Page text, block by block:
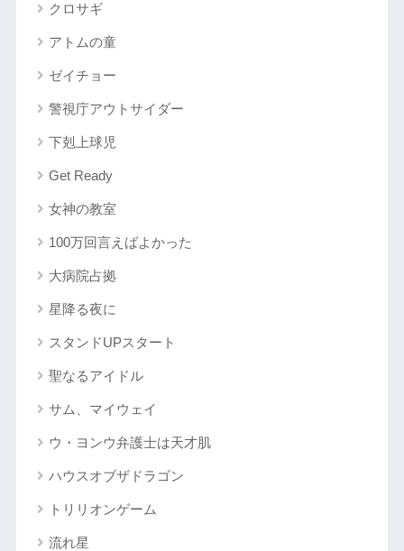
クロサギ
アトムの童
ゼイチョー
警視庁アウトサイダー
下剋上球児
Get Ready
女神の教室
100万回言えばよかった
大病院占拠
星降る夜に
スタンドUPスタート
聖なるアイドル
サム、マイウェイ
ウ・ヨンウ弁護士は天才肌
ハウスオブザドラゴン
トリリオンゲーム
流れ星